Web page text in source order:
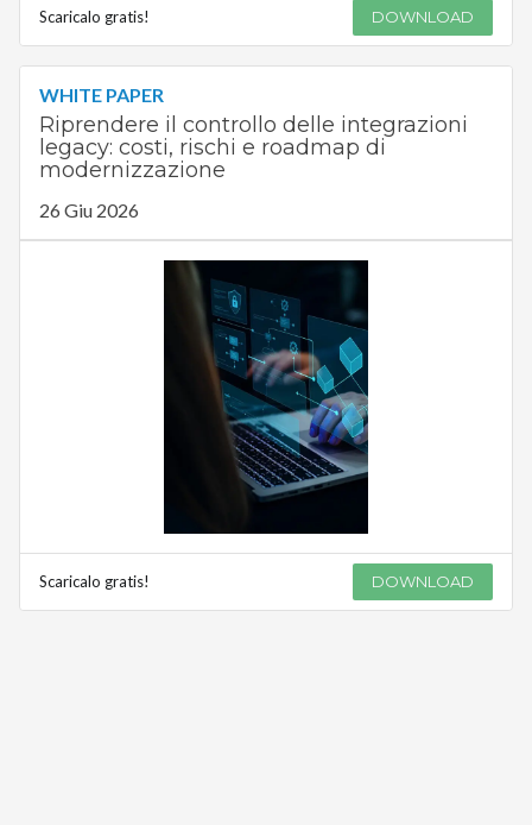
Scaricalo gratis! DOWNLOAD
WHITE PAPER
Riprendere il controllo delle integrazioni
legacy: costi, rischi e roadmap di
modernizzazione
26 Giu 2026
Scaricalo gratis! DOWNLOAD